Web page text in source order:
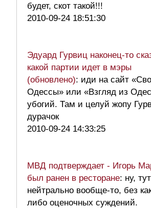
будет, скот такой!!!
2010-09-24 18:51:30
Эдуард Гурвиц наконец-то
какой партии идет в мэры
(обновлено): иди на сайт
Одессы» или «Взгляд из
убогий. Там и целуй жопу
дурачок
2010-09-24 14:33:25
МВД подтверждает - Игорь
был ранен в ресторане: ну,
нейтрально вообще-то, без
либо оценочных суждений.